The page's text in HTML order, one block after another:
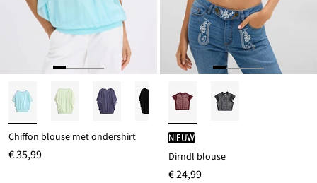
Chiffon blouse met ondershirt
€ 35,99
Nieuw
Dirndl blouse
€ 24,99